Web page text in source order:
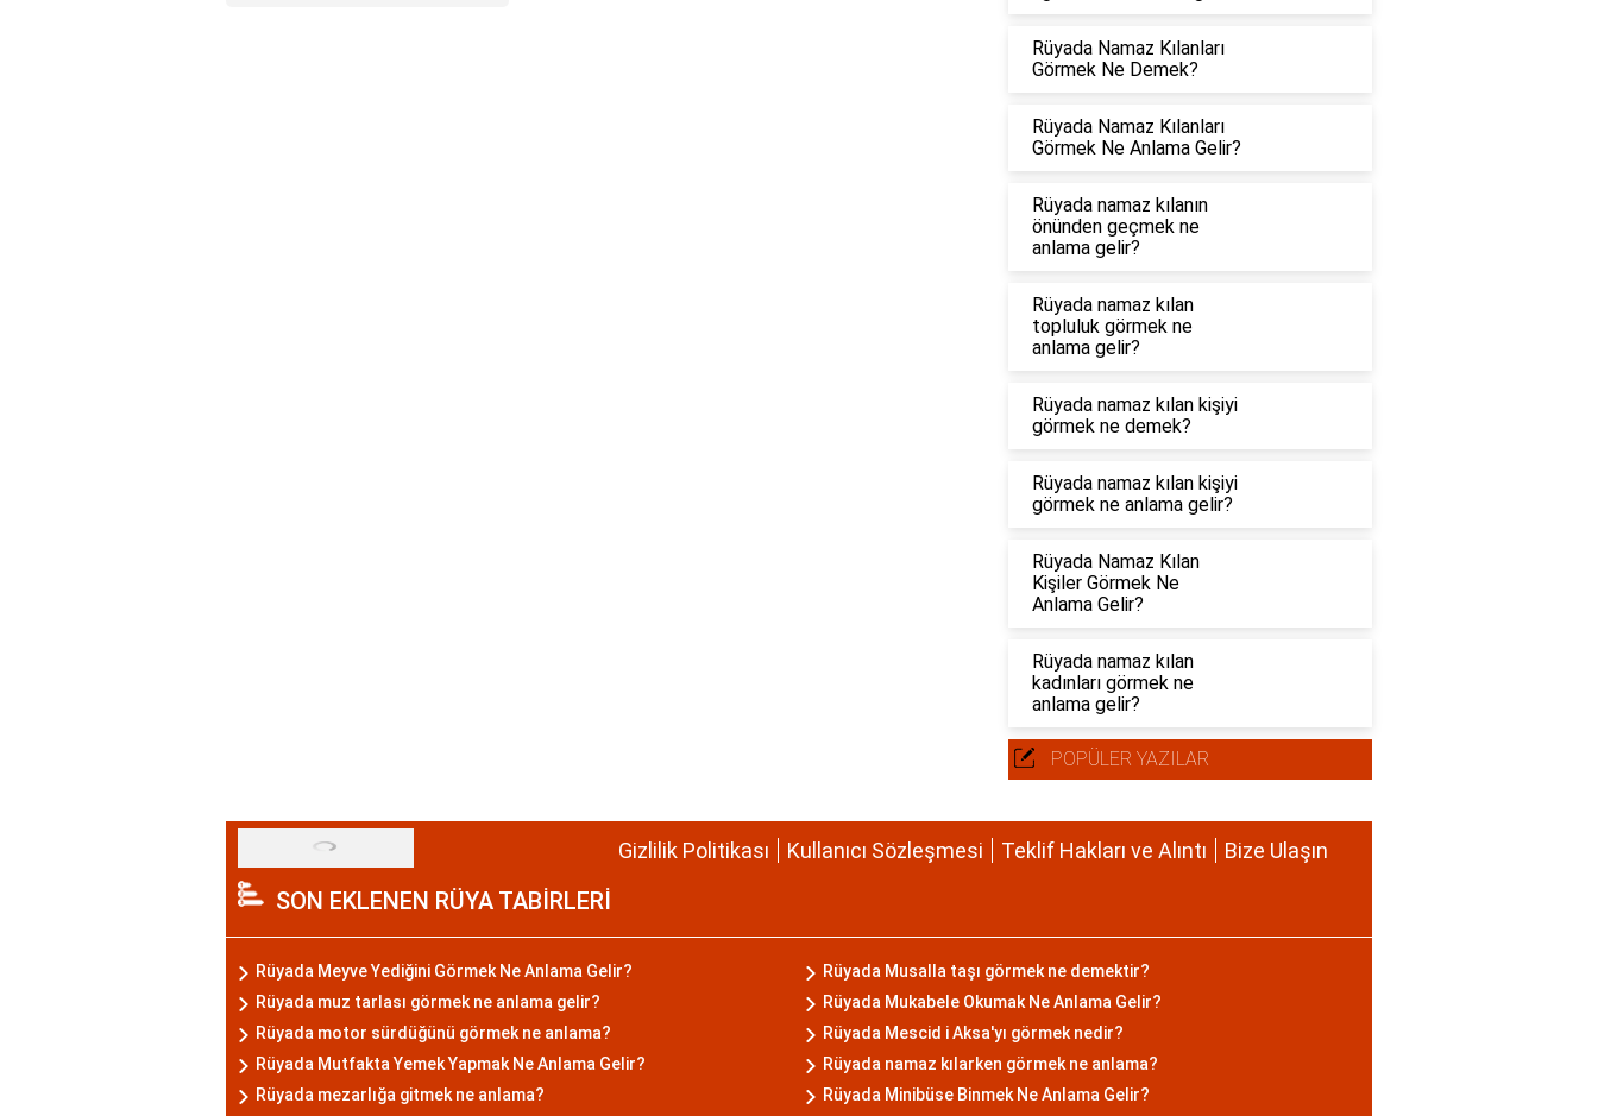
Rüyada Namaz Kılanları
Görmek Ne Demek?
Rüyada Namaz Kılanları
Görmek Ne Anlama Gelir?
Rüyada namaz kılanın
önünden geçmek ne
anlama gelir?
Rüyada namaz kılan
topluluk görmek ne
anlama gelir?
Rüyada namaz kılan kişiyi
görmek ne demek?
Rüyada namaz kılan kişiyi
görmek ne anlama gelir?
Rüyada Namaz Kılan
Kişiler Görmek Ne
Anlama Gelir?
Rüyada namaz kılan
kadınları görmek ne
anlama gelir?
POPÜLER YAZILAR
Gizlilik Politikası Kullanıcı Sözleşmesi Teklif Hakları ve Alıntı Bize Ulaşın
SON EKLENEN RÜYA TABİRLERİ
Rüyada Meyve Yediğini Görmek Ne Anlama Gelir?
Rüyada Musalla taşı görmek ne demektir?
Rüyada muz tarlası görmek ne anlama gelir?
Rüyada Mukabele Okumak Ne Anlama Gelir?
Rüyada motor sürdüğünü görmek ne anlama?
Rüyada Mescid i Aksa'yı görmek nedir?
Rüyada Mutfakta Yemek Yapmak Ne Anlama Gelir?
Rüyada namaz kılarken görmek ne anlama?
Rüyada mezarlığa gitmek ne anlama?
Rüyada Minibüse Binmek Ne Anlama Gelir?